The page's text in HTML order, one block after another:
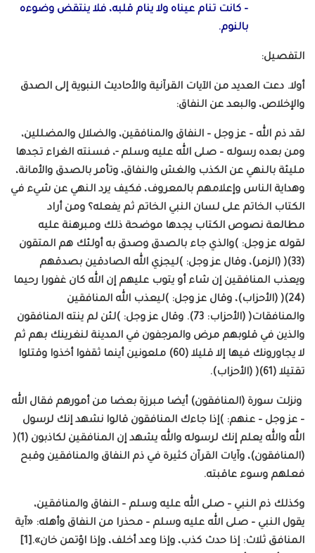
– كانت تنام عيناه ولا ينام قلبه، فلا ينتقض وضوءه
بالنوم.
التفصيل:
أولا. دعت العديد من الآيات القرآنية والأحاديث النبوية إلى الصدق
والإخلاص، والبعد عن النفاق:
لقد ذم الله – عز وجل – النفاق والمنافقين، والضلال والمضللين،
ومن بعده رسوله – صلى الله عليه وسلم -، فسنته الغراء تجدها
مليئة بالنهي عن الكذب والغش والنفاق، وتأمر بالصدق والأمانة،
وهداية الناس وإعلامهم بالمعروف، فكيف يرد النهي عن شيء في
الكتاب الخاتم على لسان النبي الخاتم ثم يفعله؟ ومن أراد
مطالعة نصوص الكتاب يجدها موضحة ذلك ومبرهنة عليه
لقوله عز وجل: )والذي جاء بالصدق وصدق به أولئك هم المتقون
(33)( (الزمر)، وقال عز وجل: )ليجزي الله الصادقين بصدقهم
ويعذب المنافقين إن شاء أو يتوب عليهم إن الله كان غفورا رحيما
(24)( (الأحزاب)، وقال عز وجل: )ليعذب الله المنافقين
والمنافقات( (الأحزاب: 73). وقال عز وجل: )لئن لم ينته المنافقون
والذين في قلوبهم مرض والمرجفون في المدينة لنغرينك بهم ثم
لا يجاورونك فيها إلا قليلا (60) ملعونين أينما ثقفوا أخذوا وقتلوا
تقتيلا (61)( (الأحزاب).
ونزلت سورة (المنافقون) أيضا مبرزة بعضا من أمورهم فقال الله
– عز وجل – عنهم: )إذا جاءك المنافقون قالوا نشهد إنك لرسول
الله والله يعلم إنك لرسوله والله يشهد إن المنافقين لكاذبون (1)(
(المنافقون)، وآيات القرآن كثيرة في ذم النفاق والمنافقين وقبح
فعلهم وسوء عاقبته.
وكذلك ذم النبي – صلى الله عليه وسلم – النفاق والمنافقين،
يقول النبي – صلى الله عليه وسلم – محذرا من النفاق وأهله: «آية
المنافق ثلاث: إذا حدث كذب، وإذا وعد أخلف، وإذا اؤتمن خان».[1]